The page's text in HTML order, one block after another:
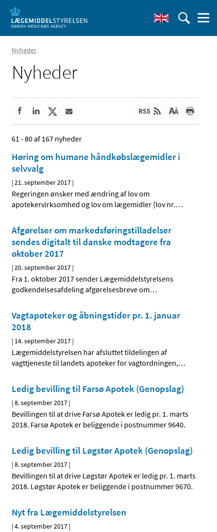
Nyheder
Nyheder
61 - 80 af 167 nyheder
Høring om humane håndkøbslægemidler i
selvvalg
|21. september 2017 |
Regeringen ønsker med ændring af lov om
apotekervirksomhed og lov om lægemidler (lov nr.…
Afgørelser om markedsføringstilladelser
sendes digitalt til danske modtagere fra
oktober 2017
|20. september 2017 |
Fra 1. oktober 2017 sender Lægemiddelstyrelsens
godkendelsesafdeling afgørelsesbreve om…
Vagtapoteker og åbningstider pr. 1. januar
2018
| 14. september 2017 |
Lægemiddelstyrelsen har afsluttet tildelingen af
vagttjeneste til landets apoteker for vagtordningen,…
Ledig bevilling til Farsø Apotek (Genopslag)
|8. september 2017 |
Bevillingen til at drive Farsø Apotek er ledig pr. 1. marts
2018. Farsø Apotek er beliggende i postnummer 9640.
Ledig bevilling til Løgstør Apotek (Genopslag)
|8. september 2017 |
Bevillingen til at drive Løgstør Apotek er ledig pr. 1. marts
2018. Løgstør Apotek er beliggende i postnummer 9670.
Nyt fra Lægemiddelstyrelsen
|4. september 2017 |